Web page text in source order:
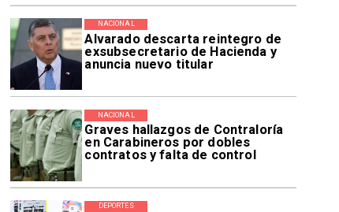
Alvarado descarta reintegro de
exsubsecretario de Hacienda y
anuncia nuevo titular
NACIONAL
Graves hallazgos de Contraloría
en Carabineros por dobles
contratos y falta de control
NACIONAL
DEPORTES